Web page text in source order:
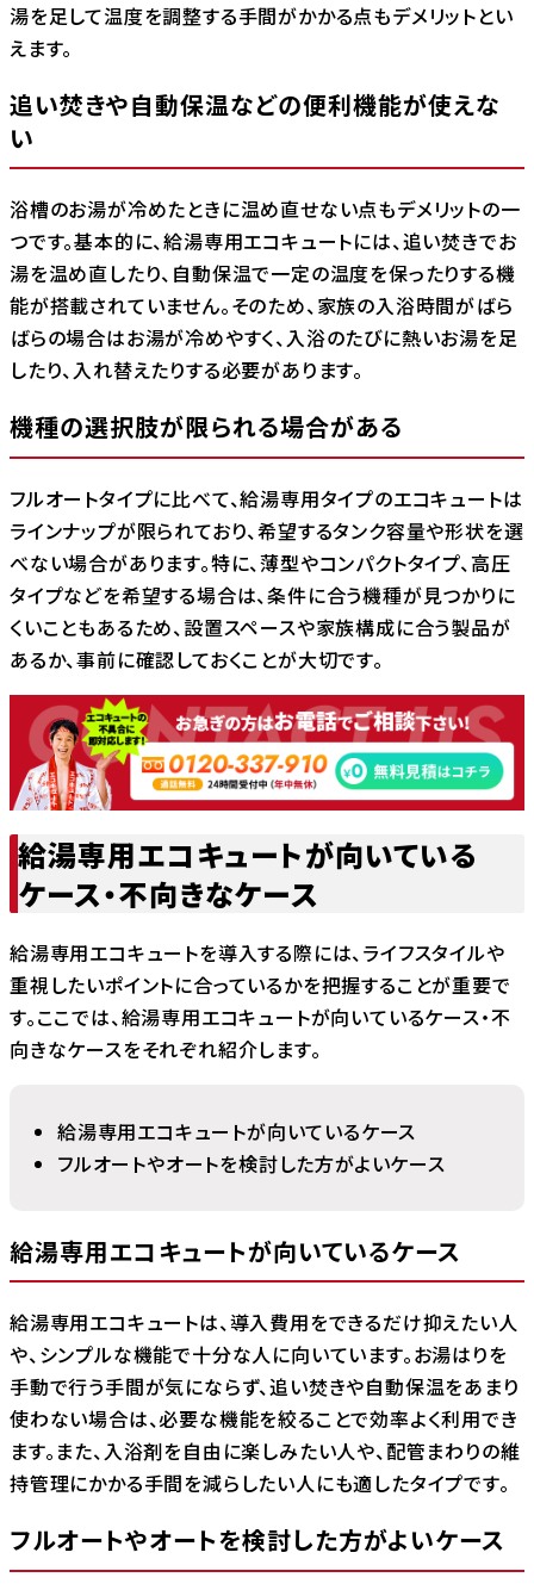
湯を足して温度を調整する手間がかかる点もデメリットとい
えます。
追い焚きや自動保温などの便利機能が使えな
い
浴槽のお湯が冷めたときに温め直せない点もデメリットの一
つです。基本的に、給湯専用エコキュートには、追い焚きでお
湯を温め直したり、自動保温で一定の温度を保ったりする機
能が搭載されていません。そのため、家族の入浴時間がばら
ばらの場合はお湯が冷めやすく、入浴のたびに熱いお湯を足
したり、入れ替えたりする必要があります。
機種の選択肢が限られる場合がある
フルオートタイプに比べて、給湯専用タイプのエコキュートは
ラインナップが限られており、希望するタンク容量や形状を選
べない場合があります。特に、薄型やコンパクトタイプ、高圧
タイプなどを希望する場合は、条件に合う機種が見つかりに
くいこともあるため、設置スペースや家族構成に合う製品が
あるか、事前に確認しておくことが大切です。
給湯専用エコキュートが向いている
ケース・不向きなケース
給湯専用エコキュートを導入する際には、ライフスタイルや
重視したいポイントに合っているかを把握することが重要で
す。ここでは、給湯専用エコキュートが向いているケース・不
向きなケースをそれぞれ紹介します。
給湯専用エコキュートが向いているケース
フルオートやオートを検討した方がよいケース
給湯専用エコキュートが向いているケース
給湯専用エコキュートは、導入費用をできるだけ抑えたい人
や、シンプルな機能で十分な人に向いています。お湯はりを
手動で行う手間が気にならず、追い焚きや自動保温をあまり
使わない場合は、必要な機能を絞ることで効率よく利用でき
ます。また、入浴剤を自由に楽しみたい人や、配管まわりの維
持管理にかかる手間を減らしたい人にも適したタイプです。
フルオートやオートを検討した方がよいケース